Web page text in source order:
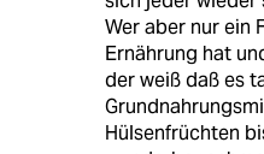
Wer aber nur ein
Ernährung hat
der weiß daß es
Hülsenfrüchten